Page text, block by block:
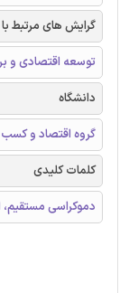
گرایش های مرتبط با
توسعه اقتصادی و
دانشگاه
گروه اقتصاد و کسب
کلمات کلیدی
دموکراسی مستقیم،